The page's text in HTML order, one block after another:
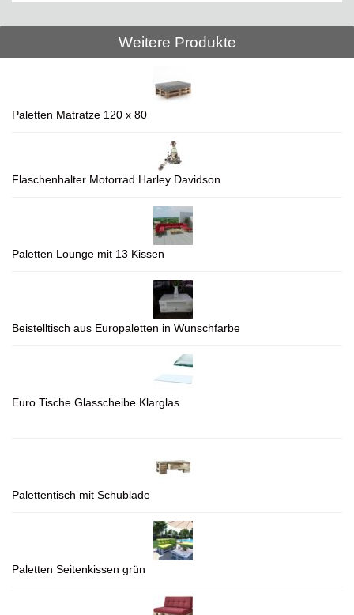
Weitere Produkte
Paletten Matratze 120 x 80
Flaschenhalter Motorrad Harley Davidson
Paletten Lounge mit 13 Kissen
Beistelltisch aus Europaletten in Wunschfarbe
Euro Tische Glasscheibe Klarglas
Palettentisch mit Schublade
Paletten Seitenkissen grün